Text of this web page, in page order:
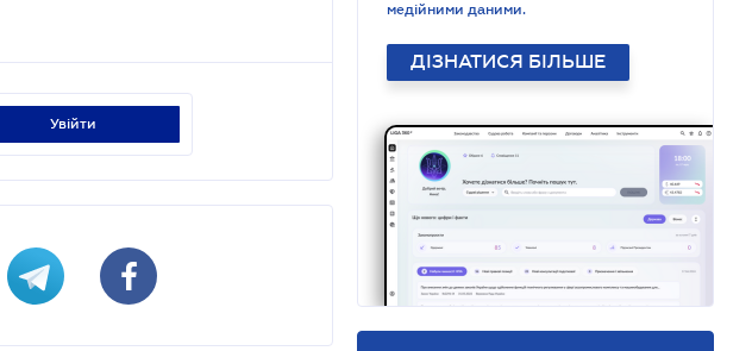
увійти
медійними даними.
ДІЗНАТИСЯ БІЛЬШЕ